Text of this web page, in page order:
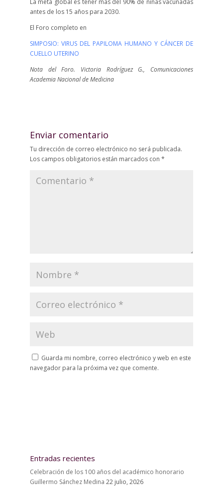
La meta global es tener más del 90% de niñas vacunadas
antes de los 15 años para 2030.
El Foro completo en
SIMPOSIO: VIRUS DEL PAPILOMA HUMANO Y CÁNCER DE
CUELLO UTERINO
Nota del Foro. Victoria Rodríguez G., Comunicaciones
Academia Nacional de Medicina
Enviar comentario
Tu dirección de correo electrónico no será publicada.
Los campos obligatorios están marcados con *
Guarda mi nombre, correo electrónico y web en este
navegador para la próxima vez que comente.
Entradas recientes
Celebración de los 100 años del académico honorario
Guillermo Sánchez Medina 22 julio, 2026